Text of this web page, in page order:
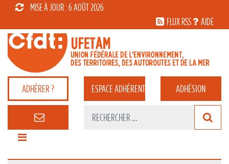
MISE À JOUR : 6 AOÛT 2026
FLUX RSS
AIDE
ADHÉRER ? ESPACEADHÉRENT ADHÉSION